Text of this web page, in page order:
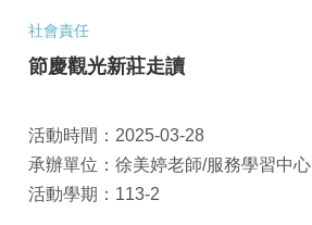
社會責任
節慶觀光新莊走讀
活動時間：2025-03-28
承辦單位：徐美婷老師/服務學習中心
活動學期：113-2